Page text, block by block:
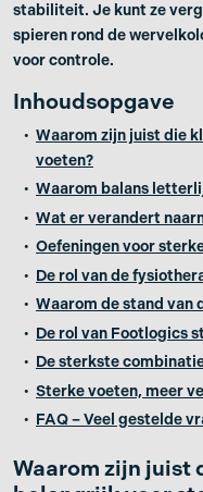
stabiliteit. Je kunt ze
spieren rond de
voor controle.
Inhoudsopgave
Waarom zijn juist die
voeten?
Waarom balans
Wat er verandert
Oefeningen voor
De rol van de
Waarom de stand van
De rol van Footlogics
De sterkste
Sterke voeten, meer
FAQ – Veel gestelde
Waarom zijn juist